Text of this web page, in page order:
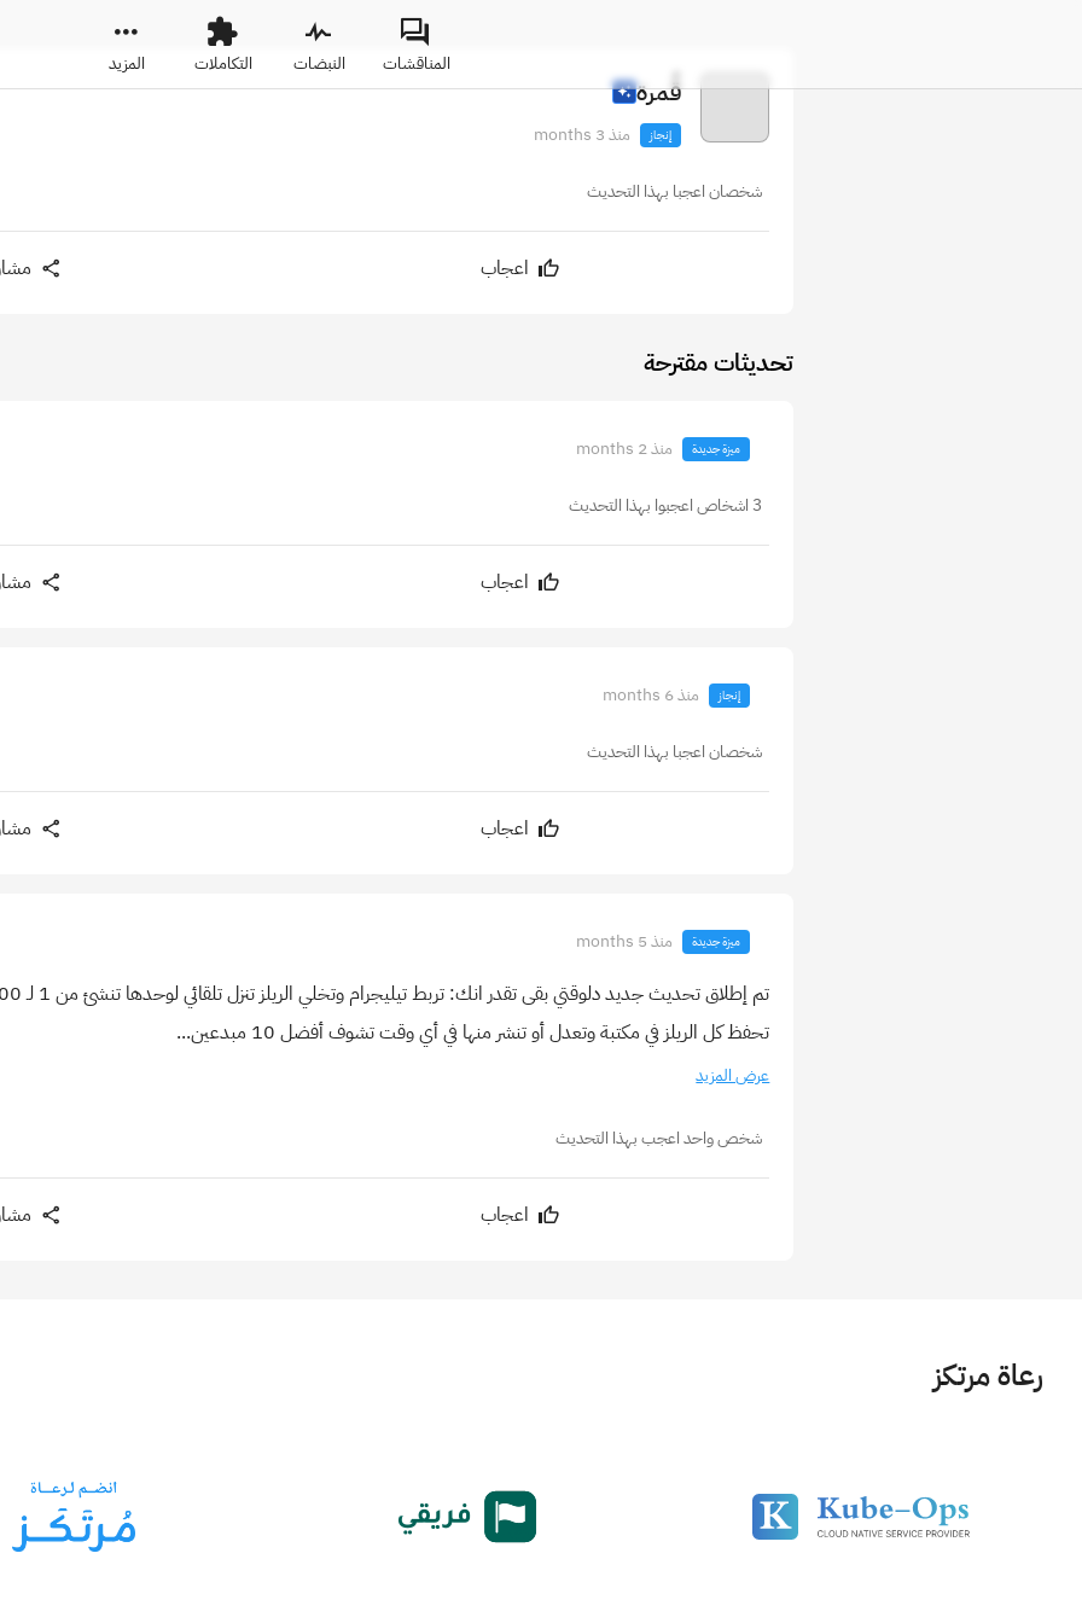
المناقشات النبضات التكاملات المزيد
قُمرة
إنجاز منذ 3 months
شخصان اعجبا بهذا التحديث
اعجاب
تحديثات مقترحة
ميزة جديدة منذ 2 months
3 اشخاص اعجبوا بهذا التحديث
اعجاب
إنجاز منذ 6 months
شخصان اعجبا بهذا التحديث
اعجاب
ميزة جديدة منذ 5 months
تحفظ كل الريلز في مكتبة وتعدل أو تنشر منها في أي وقت تشوف أفضل 10 مبدعين...
عرض المزيد
شخص واحد اعجب بهذا التحديث
اعجاب
رعاة مرتكز